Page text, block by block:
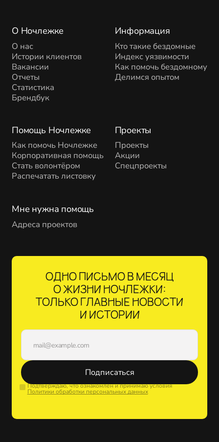
О Ночлежке
О нас
Истории клиентов
Вакансии
Отчеты
Статистика
Брендбук
Помощь Ночлежке
Как помочь Ночлежке
Корпоративная помощь
Стать волонтёром
Распечатать листовку
Проекты
Проекты
Акции
Спецпроекты
Информация
Кто такие бездомные
Индекс уязвимости
Как помочь бездомному
Делимся опытом
Мне нужна помощь
Адреса проектов
ОДНО ПИСЬМО В МЕСЯЦ
О ЖИЗНИ НОЧЛЕЖКИ:
ТОЛЬКО ГЛАВНЫЕ НОВОСТИ
И ИСТОРИИ
Подписаться
Подтверждаю, что ознакомлен и принимаю условия
Политики обработки персональных данных